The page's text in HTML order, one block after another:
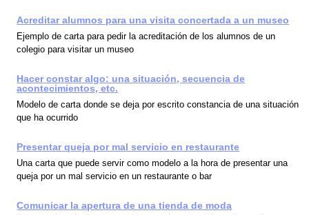
Acreditar alumnos para una visita concertada a un museo
Ejemplo de carta para pedir la acreditación de los alumnos de un
colegio para visitar un museo
Hacer constar algo: una situación, secuencia de
acontecimientos, etc.
Modelo de carta donde se deja por escrito constancia de una situación
que ha ocurrido
Presentar queja por mal servicio en restaurante
Una carta que puede servir como modelo a la hora de presentar una
queja por un mal servicio en un restaurante o bar
Comunicar la apertura de una tienda de moda